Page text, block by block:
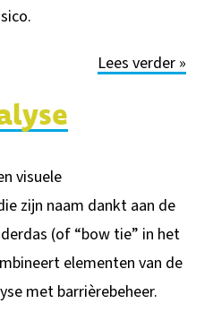
Lees verder »
visuele
zijn naam dankt aan de
(of “bow tie” in het
elementen van de
met barrièrebeheer.